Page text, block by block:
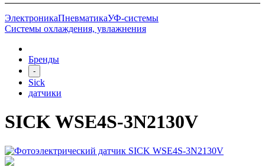
ЭлектроникаПневматикаУФ-системы
Системы охлаждения, увлажнения
Бренды
-
Sick
датчики
SICK WSE4S-3N2130V